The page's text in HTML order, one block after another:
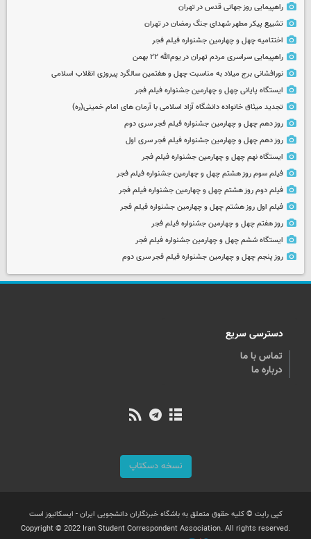
راهپیمایی روز جهانی قدس در تهران
تشییع پیکر مطهر شهدای جنگ رمضان در تهران
اختتامیه چهل و چهارمین جشنواره فیلم فجر
راهپیمایی سراسری مردم تهران در یوم‌الله ۲۲ بهمن
نورافشانی برج میلاد به مناسبت چهل‌ و هفتمین سالگرد پیروزی انقلاب اسلامی
ایستگاه پایانی چهل و چهارمین جشنواره فیلم فجر
تجدید میثاق خانواده دانشگاه آزاد اسلامی با آرمان های امام خمینی(ره)
روز دهم چهل و چهارمین جشنواره فیلم فجر سری دوم
روز دهم چهل و چهارمین جشنواره فیلم فجر سری اول
ایستگاه نهم چهل و چهارمین جشنواره فیلم فجر
فیلم سوم روز هشتم چهل و چهارمین جشنواره فیلم فجر
فیلم دوم روز هشتم چهل و چهارمین جشنواره فیلم فجر
فیلم اول روز هشتم چهل و چهارمین جشنواره فیلم فجر
روز هفتم چهل و چهارمین جشنواره فیلم فجر
ایستگاه ششم چهل و چهارمین جشنواره فیلم فجر
روز پنجم چهل و چهارمین جشنواره فیلم فجر سری دوم
دسترسی سریع
تماس با ما
درباره ما
نسخه دسکتاپ
کپی رایت © کلیه حقوق متعلق به باشگاه خبرنگاران دانشجویی ایران - ایسکانیوز است
Copyright © 2022 Iran Student Correspondent Association. All rights reserved.